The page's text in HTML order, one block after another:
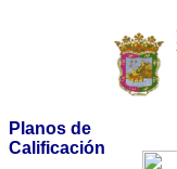
Planos de
Calificación